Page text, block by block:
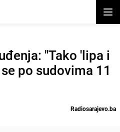
"Tako 'lipa i
po sudovima 11
Radiosarajevo.ba